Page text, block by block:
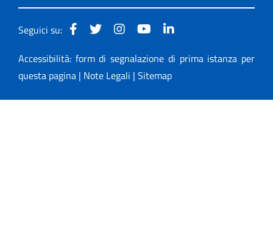
Seguici su:
Accessibilità: form di segnalazione di prima istanza per
questa pagina | Note Legali | Sitemap